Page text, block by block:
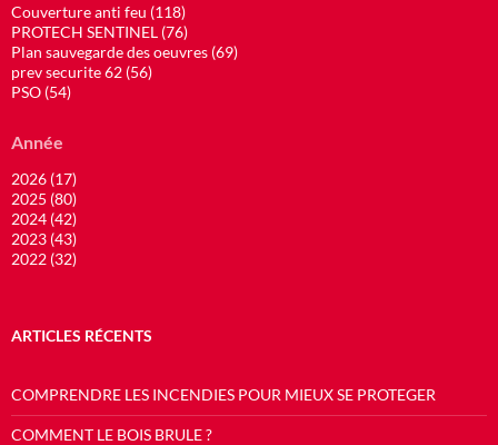
Couverture anti feu (118)
PROTECH SENTINEL (76)
Plan sauvegarde des oeuvres (69)
prev securite 62 (56)
PSO (54)
Année
2026 (17)
2025 (80)
2024 (42)
2023 (43)
2022 (32)
ARTICLES RÉCENTS
COMPRENDRE LES INCENDIES POUR MIEUX SE PROTEGER
COMMENT LE BOIS BRULE ?